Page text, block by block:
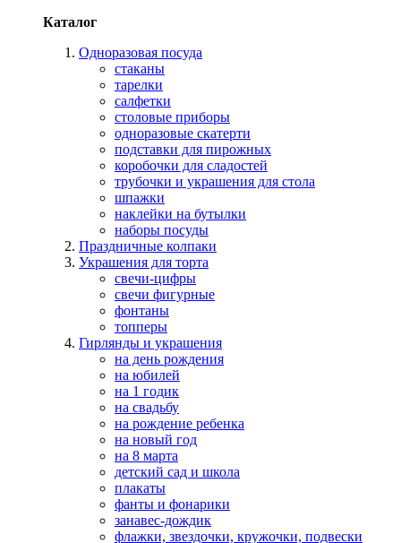
Каталог
Одноразовая посуда
стаканы
тарелки
салфетки
столовые приборы
одноразовые скатерти
подставки для пирожных
коробочки для сладостей
трубочки и украшения для стола
шпажки
наклейки на бутылки
наборы посуды
Праздничные колпаки
Украшения для торта
свечи-цифры
свечи фигурные
фонтаны
топперы
Гирлянды и украшения
на день рождения
на юбилей
на 1 годик
на свадьбу
на рождение ребенка
на новый год
на 8 марта
детский сад и школа
плакаты
фанты и фонарики
занавес-дождик
флажки, звездочки, кружочки, подвески